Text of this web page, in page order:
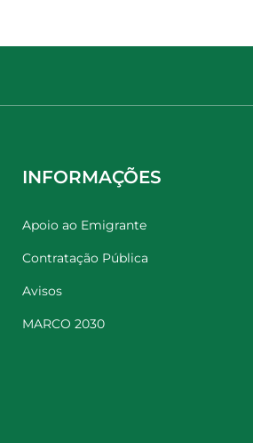
INFORMAÇÕES
Apoio ao Emigrante
Contratação Pública
Avisos
MARCO 2030